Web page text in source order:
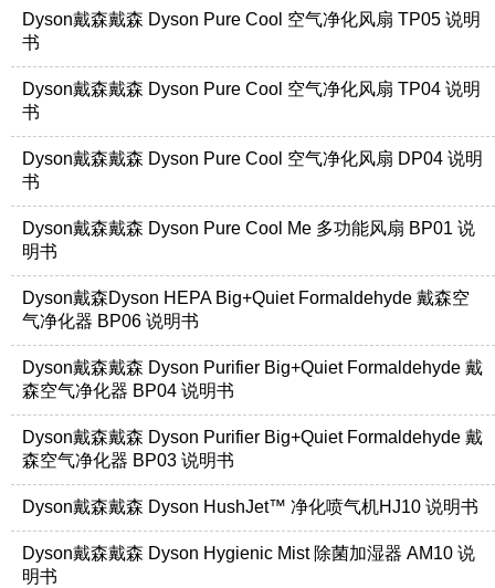
Dyson戴森戴森 Dyson Pure Cool 空气净化风扇 TP05 说明
书
Dyson戴森戴森 Dyson Pure Cool 空气净化风扇 TP04 说明
书
Dyson戴森戴森 Dyson Pure Cool 空气净化风扇 DP04 说明
书
Dyson戴森戴森 Dyson Pure Cool Me 多功能风扇 BP01 说
明书
Dyson戴森Dyson HEPA Big+Quiet Formaldehyde 戴森空
气净化器 BP06 说明书
Dyson戴森戴森 Dyson Purifier Big+Quiet Formaldehyde 戴
森空气净化器 BP04 说明书
Dyson戴森戴森 Dyson Purifier Big+Quiet Formaldehyde 戴
森空气净化器 BP03 说明书
Dyson戴森戴森 Dyson HushJet™ 净化喷气机HJ10 说明书
Dyson戴森戴森 Dyson Hygienic Mist 除菌加湿器 AM10 说
明书